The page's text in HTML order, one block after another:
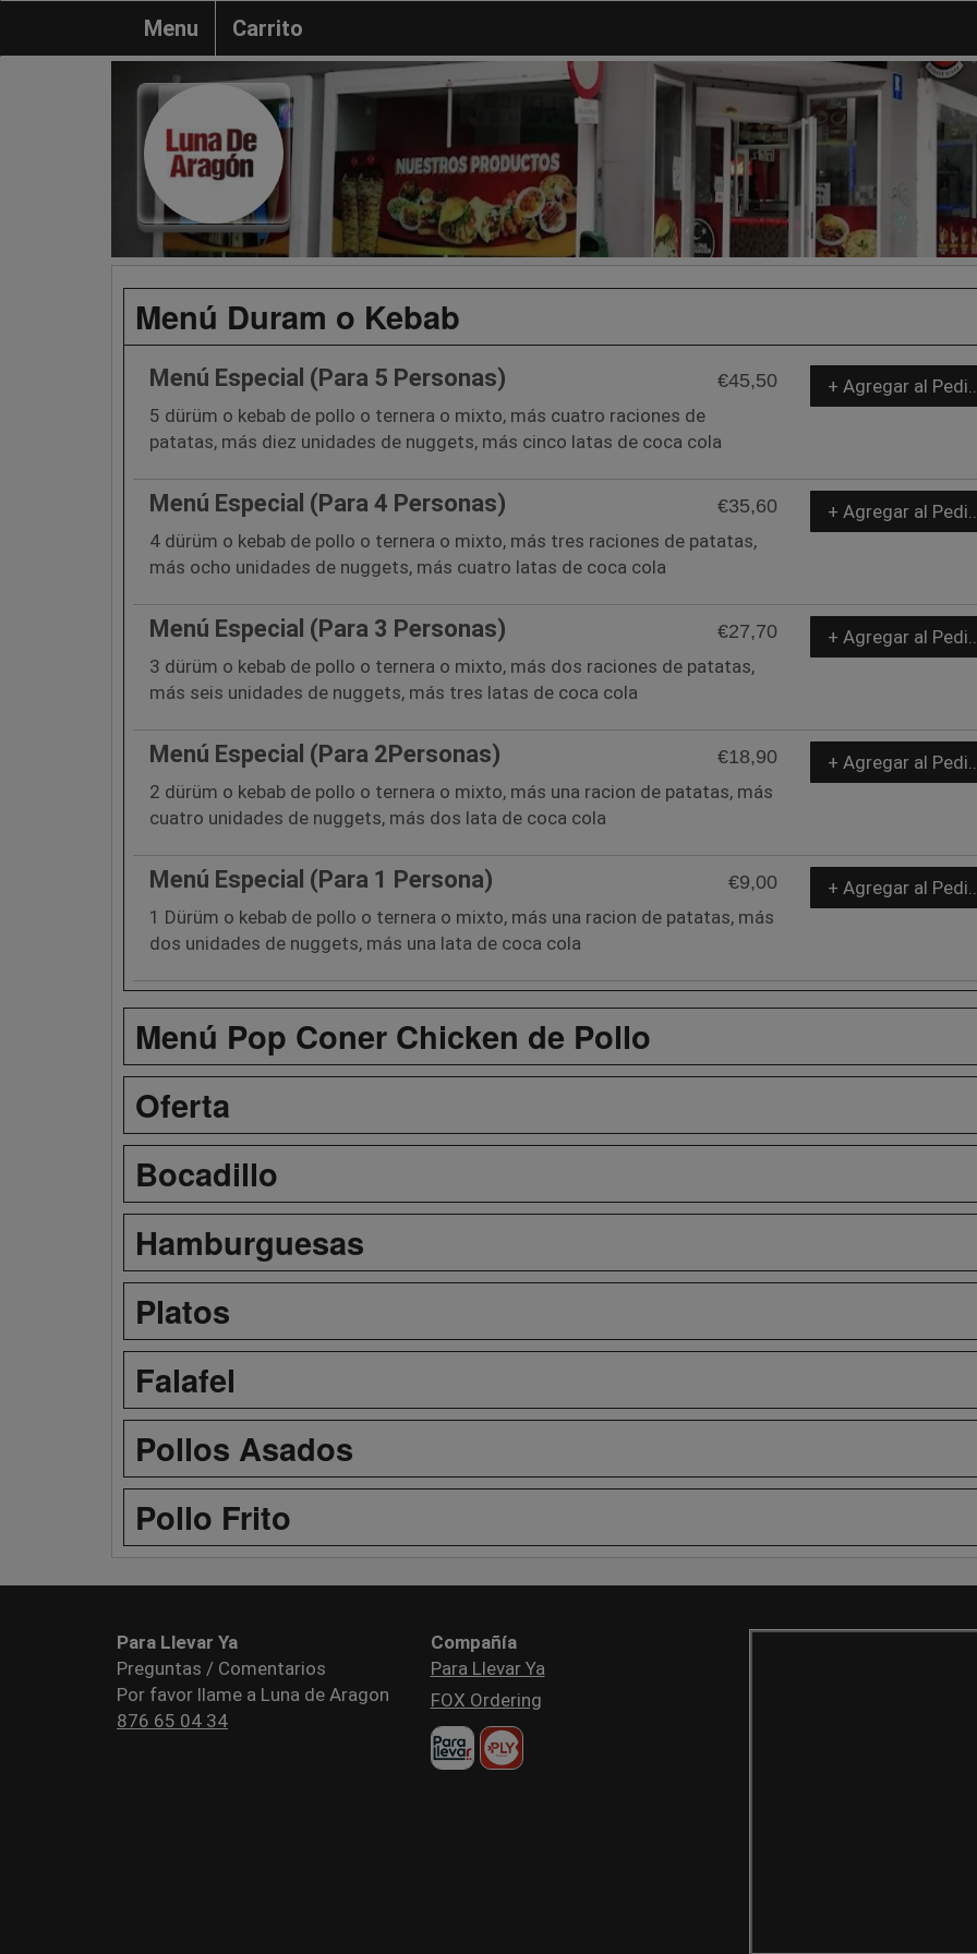
Menu Carrito
Menú Duram o Kebab
Menú Especial (Para 5 Personas)
€45,50
5 dürüm o kebab de pollo o ternera o mixto, más cuatro raciones de
patatas, más diez unidades de nuggets, más cinco latas de coca cola
+ Agregar al
Menú Especial (Para 4 Personas)
€35,60
4 dürüm o kebab de pollo o ternera o mixto, más tres raciones de patatas,
más ocho unidades de nuggets, más cuatro latas de coca cola
+ Agregar al
Menú Especial (Para 3 Personas)
€27,70
3 dürüm o kebab de pollo o ternera o mixto, más dos raciones de patatas,
más seis unidades de nuggets, más tres latas de coca cola
+ Agregar al
Menú Especial (Para 2Personas)
€18,90
2 dürüm o kebab de pollo o ternera o mixto, más una racion de patatas, más
cuatro unidades de nuggets, más dos lata de coca cola
+ Agregar al
Menú Especial (Para 1 Persona)
€9,00
1 Dürüm o kebab de pollo o ternera o mixto, más una racion de patatas, más
dos unidades de nuggets, más una lata de coca cola
+ Agregar al
Menú Pop Coner Chicken de Pollo
Oferta
Bocadillo
Hamburguesas
Platos
Falafel
Pollos Asados
Pollo Frito
Para Llevar Ya
Preguntas / Comentarios
Por favor llame a Luna de Aragon
876 65 04 34
Compañía
Para Llevar Ya
FOX Ordering